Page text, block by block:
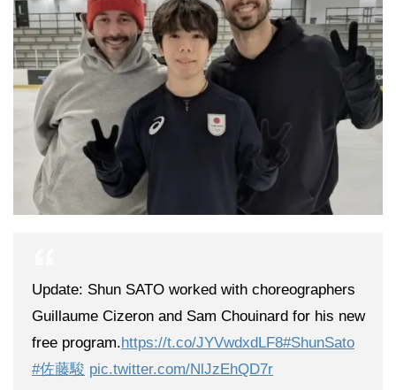
Update: Shun SATO worked with choreographers
Guillaume Cizeron and Sam Chouinard for his new
free program.https://t.co/JYVwdxdLF8#ShunSato
#佐藤駿 pic.twitter.com/NlJzEhQD7r